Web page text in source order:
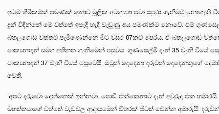
ඉඩම් හිමිකමක් පමණක් නොව මූලික අවශ්‍යතා පවා සපුරා ගැනීමට නොහැකි
දුක් විඳින්නේ මේ වත්තේ ඉපැදී හැදී වැඩුණු අය පමණක්ම නොවේ. එම්
බතලගොඩ වත්තට පැමිණෙන්නේ මීට වසර 07කට පෙරය. ඒ බතලගොඩ වත්තේ
පාක්‍යනාදන් සමග අතිනත ගැනීමෙන් පසුවය. ගුණසෙල්මි දැන් 35 වැනි වියේ
පාක්‍යනාදන් 37 වැනි වියේ පසුවෙයි. ඔවුන් දෙදෙනා දරුවන් දෙදෙනකුගේ
වෙති.
‘අපට දරුවො දෙන්නෙක් ඉන්නවා. පොඩි එක්කෙනාට දැන් අවුරුදු එක හමාරයි.
මහත්තයාගේ වත්තේ වැඩවල ආදායමෙන් විතරක් ජීවත් වෙන්න අමාරුයි.